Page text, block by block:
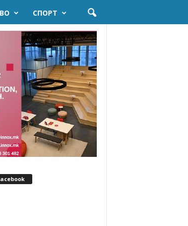
СПОРТ